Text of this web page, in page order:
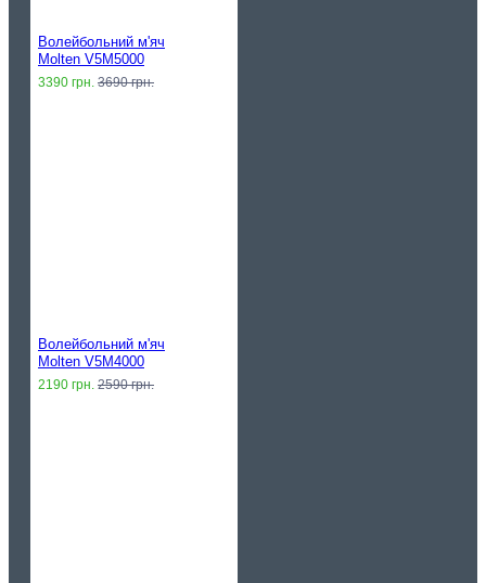
Волейбольний м'яч
Molten V5M5000
3390 грн. 3690 грн.
Волейбольний м'яч
Molten V5M4000
2190 грн. 2590 грн.